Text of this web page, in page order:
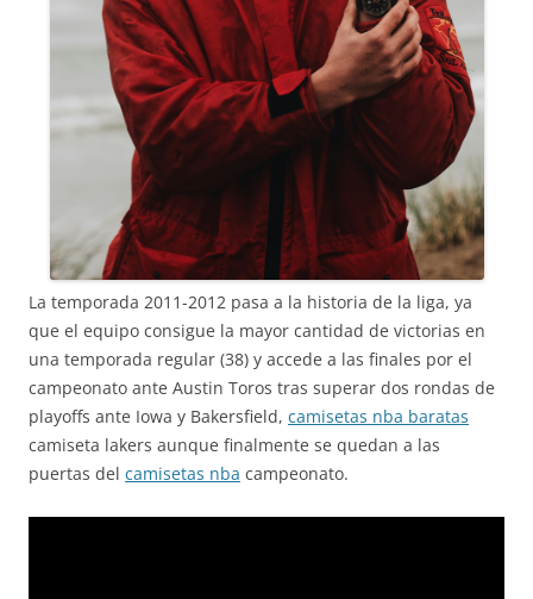
La temporada 2011-2012 pasa a la historia de la liga, ya
que el equipo consigue la mayor cantidad de victorias en
una temporada regular (38) y accede a las finales por el
campeonato ante Austin Toros tras superar dos rondas de
playoffs ante Iowa y Bakersfield, camisetas nba baratas
camiseta lakers aunque finalmente se quedan a las
puertas del camisetas nba campeonato.